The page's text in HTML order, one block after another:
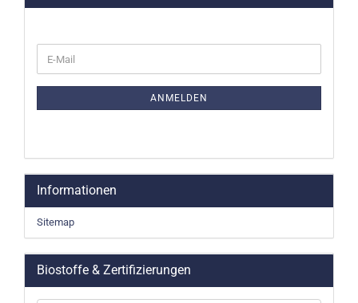
ZUR
E-
Mail
ANMELDEN
Informationen
Sitemap
Biostoffe & Zertifizierungen